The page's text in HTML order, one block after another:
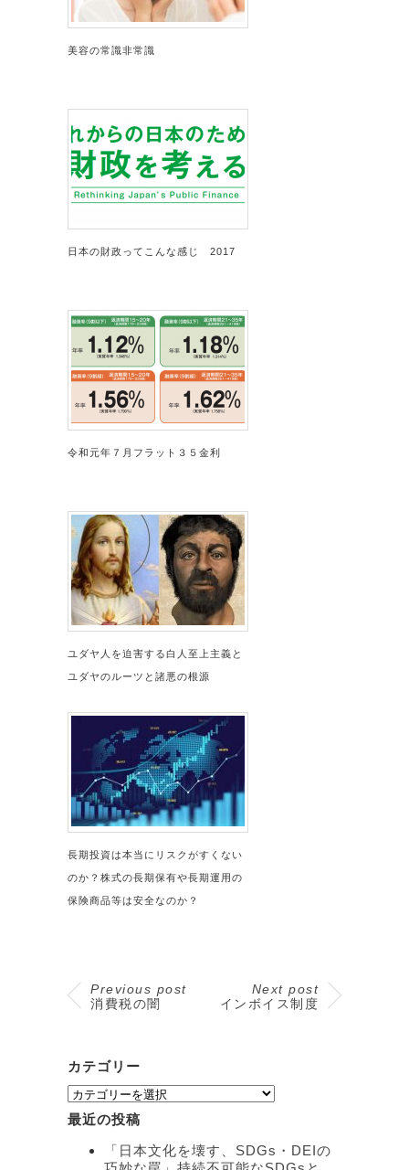
美容の常識非常識
日本の財政ってこんな感じ 2017
令和元年７月フラット３５金利
ユダヤ人を迫害する白人至上主義と
ユダヤのルーツと諸悪の根源
長期投資は本当にリスクがすくない
のか？株式の長期保有や長期運用の
保険商品等は安全なのか？
Previous post
消費税の闇
Next post
インボイス制度
カテゴリー
カ
テ
ゴ
最近の投稿
「日本文化を壊す、SDGs・DEIの